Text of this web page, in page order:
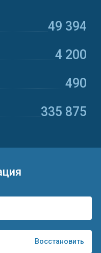
Восстановить
49 394
4 200
490
335 875